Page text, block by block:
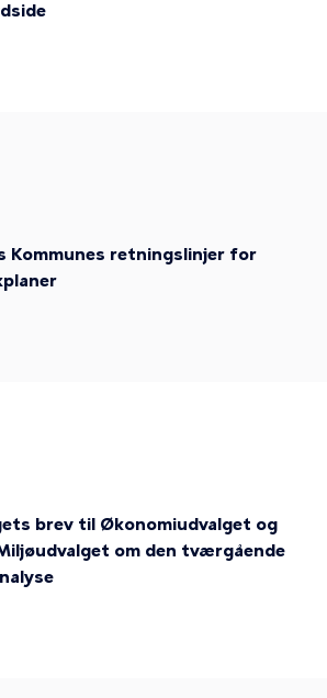
Kommunes retningslinjer for
brev til Økonomiudvalget og
om den tværgående